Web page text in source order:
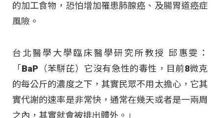
的加工食物，恐怕增加罹患肺腺癌、及腸胃道癌症
風險 。
台北醫學大學臨床醫學研究所教授 邱惠雯：
「BaP（苯駢芘）它沒有急性的毒性，目前8微克
的每公斤的濃度之下，其實民眾不用太擔心，它其
實代謝的速率是非常快，通常在幾天或者是一兩周
之內，其實就會被排出體外 。」